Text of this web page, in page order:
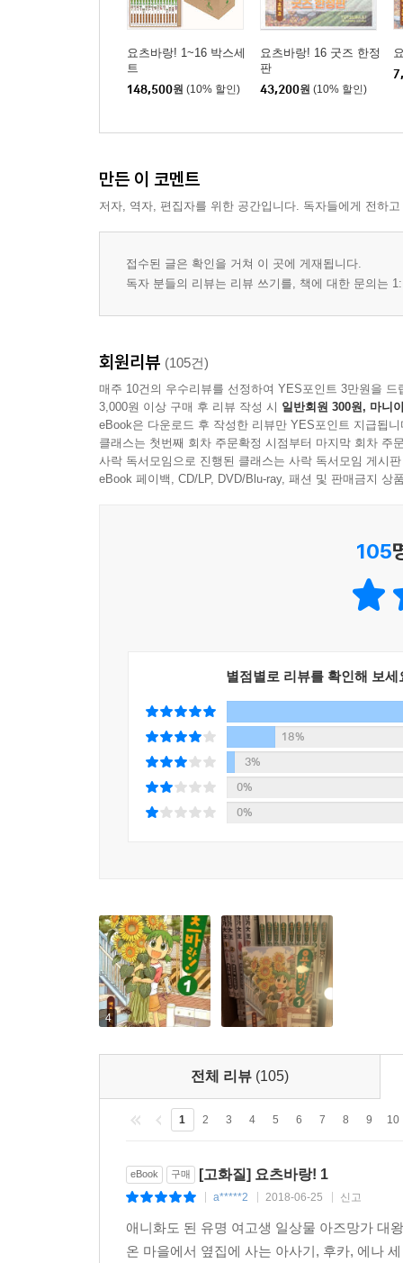
요츠바랑! 1~16 박스세
트
148,500원 (10% 할인)
요츠바랑! 16 굿즈 한정
판
43,200원 (10% 할인)
만든 이 코멘트
저자, 역자, 편집자를 위한 공간입니다. 독자들에게 전하
접수된 글은 확인을 거쳐 이 곳에 게재됩니다.
독자 분들의 리뷰는 리뷰 쓰기를, 책에 대한 문의는
회원리뷰 (105건)
매주 10건의 우수리뷰를 선정하여 YES포인트 3만원을 드
3,000원 이상 구매 후 리뷰 작성 시 일반회원 300원, 마니
eBook은 다운로드 후 작성한 리뷰만 YES포인트 지급됩니
클래스는 첫번째 회차 주문확정 시점부터 마지막 회차 주
사락 독서모임으로 진행된 클래스는 사락 독서모임 게시
eBook 페이백, CD/LP, DVD/Blu-ray, 패션 및 판매금지 상
105
별점별로 리뷰를 확인해 보세
18%
3%
0%
0%
4
전체 리뷰 (105)
1 2 3 4 5 6 7 8 9 10
eBook 구매 [고화질] 요츠바랑! 1
a*****2 2018-06-25 신고
애니화도 된 유명 여고생 일상물 아즈망가 대
온 마을에서 옆집에 사는 아사기, 후카, 에나